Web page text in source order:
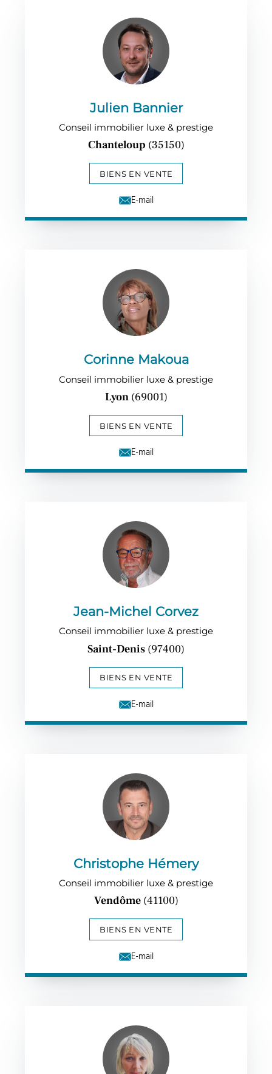
Julien Bannier
Conseil immobilier luxe & prestige
Chanteloup (35150)
BIENS EN VENTE
E-mail
Corinne Makoua
Conseil immobilier luxe & prestige
Lyon (69001)
BIENS EN VENTE
E-mail
Jean-Michel Corvez
Conseil immobilier luxe & prestige
Saint-Denis (97400)
BIENS EN VENTE
E-mail
Christophe Hémery
Conseil immobilier luxe & prestige
Vendôme (41100)
BIENS EN VENTE
E-mail